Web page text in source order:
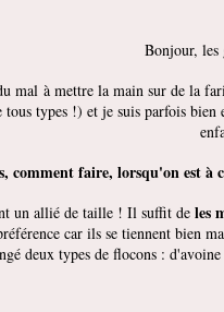
Bonjour, les
mal à mettre la main sur de la
types !) et je suis parfois
comment faire, lorsqu'on est
un allié de taille ! Il suffit de les
car ils se tiennent bien
deux types de flocons :